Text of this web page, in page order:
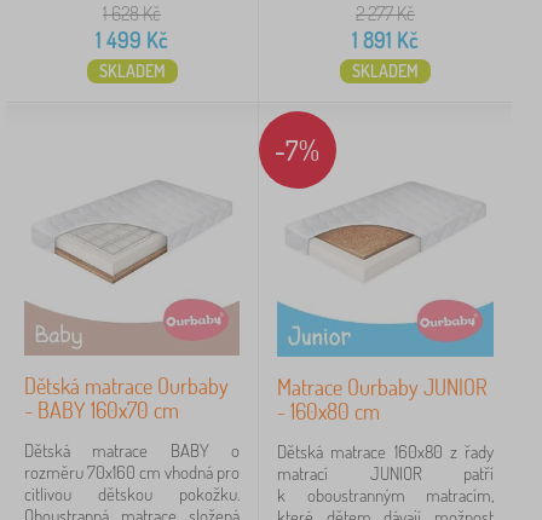
1 628Kč
1 499 Kč
SKLADEM
2 277Kč
1 891 Kč
SKLADEM
Dětská matrace Ourbaby
- BABY 160x70 cm
Dětská matrace BABY o
rozměru 70x160 cm vhodná pro
citlivou dětskou pokožku.
-7%
Matrace Ourbaby JUNIOR
- 160x80 cm
Dětská matrace 160x80 z řady
matrací JUNIOR patří
k oboustranným matracím,